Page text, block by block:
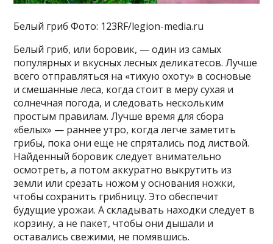
Белый гриб Фото: 123RF/legion-media.ru
Белый гриб, или боровик, — один из самых
популярных и вкусных лесных деликатесов. Лучше
всего отправляться на «тихую охоту» в сосновые
и смешанные леса, когда стоит в меру сухая и
солнечная погода, и следовать нескольким
простым правилам. Лучше время для сбора
«белых» — раннее утро, когда легче заметить
грибы, пока они еще не спрятались под листвой.
Найденный боровик следует внимательно
осмотреть, а потом аккуратно выкрутить из
земли или срезать ножом у основания ножки,
чтобы сохранить грибницу. Это обеспечит
будущие урожаи. А складывать находки следует в
корзину, а не пакет, чтобы они дышали и
оставались свежими, не помявшись.